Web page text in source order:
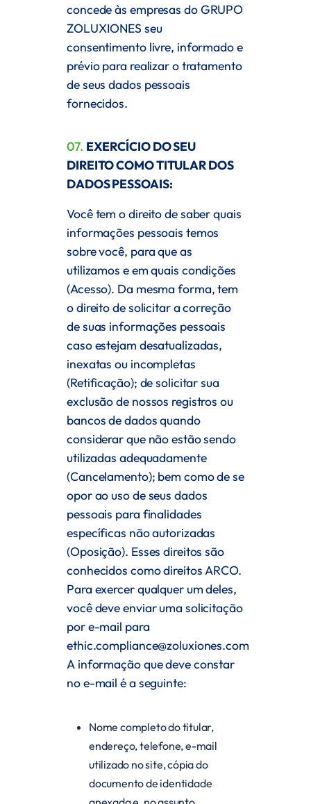
concede às empresas do GRUPO
ZOLUXIONES seu
consentimento livre, informado e
prévio para realizar o tratamento
de seus dados pessoais
fornecidos.
07. EXERCÍCIO DO SEU
DIREITO COMO TITULAR DOS
DADOS PESSOAIS:
Você tem o direito de saber quais
informações pessoais temos
sobre você, para que as
utilizamos e em quais condições
(Acesso). Da mesma forma, tem
o direito de solicitar a correção
de suas informações pessoais
caso estejam desatualizadas,
inexatas ou incompletas
(Retificação); de solicitar sua
exclusão de nossos registros ou
bancos de dados quando
considerar que não estão sendo
utilizadas adequadamente
(Cancelamento); bem como de se
opor ao uso de seus dados
pessoais para finalidades
específicas não autorizadas
(Oposição). Esses direitos são
conhecidos como direitos ARCO.
Para exercer qualquer um deles,
você deve enviar uma solicitação
por e-mail para
ethic.compliance@zoluxiones.com
A informação que deve constar
no e-mail é a seguinte:
Nome completo do titular,
endereço, telefone, e-mail
utilizado no site, cópia do
documento de identidade